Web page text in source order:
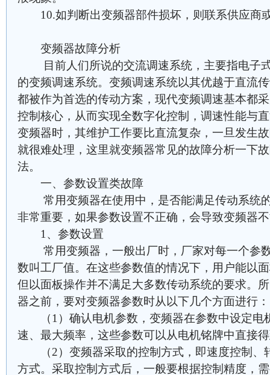
10.如判断出变频器部件损坏，则联系供应商
变频器故障分析
目前人们所说的交流调速系统，主要指电子
的变频调速系统。变频调速系统以其优越于直流
都被作为首选的传动方案，现代变频调速基本都
控制核心，从而实现全数字化控制，调速性能与
变频器时，其维护工作要比直流复杂，一旦发生
就很难处理，这里就变频器常见的故障分析一下
法。
一、参数设置类故障
常用变频器在使用中，是否能满足传动系统
非常重要，如果参数设置不正确，会导致变频器
1、参数设置
常用变频器，一般出厂时，厂家对每一个参
数叫工厂值。在这些参数值的情况下，用户能以
但以面板操作并不满足大多数传动系统的要求。
器之前，要对变频器参数时从以下几个方面进行：
（1）确认电机参数，变频器在参数中设定电
速、最大频率，这些参数可以从电机铭牌中直接
（2）变频器采取的控制方式，即速度控制、
方式。采取控制方式后，一般要根据控制精度，